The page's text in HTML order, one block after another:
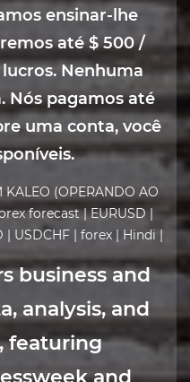
ensinar-lhe
até $ 500 /
Nenhuma
Nós pagamos até
uma conta, você
KALEO (OPERANDO AO
forecast | EURUSD |
| USDCHF | forex | Hindi |
business and
analysis, and
featuring
and